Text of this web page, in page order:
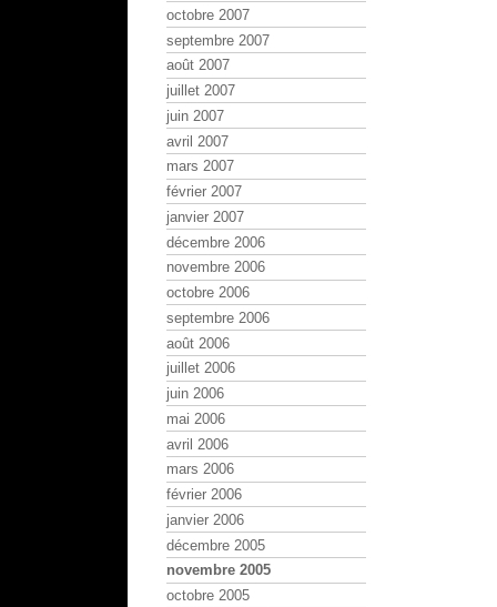
octobre 2007
septembre 2007
août 2007
juillet 2007
juin 2007
avril 2007
mars 2007
février 2007
janvier 2007
décembre 2006
novembre 2006
octobre 2006
septembre 2006
août 2006
juillet 2006
juin 2006
mai 2006
avril 2006
mars 2006
février 2006
janvier 2006
décembre 2005
novembre 2005
octobre 2005